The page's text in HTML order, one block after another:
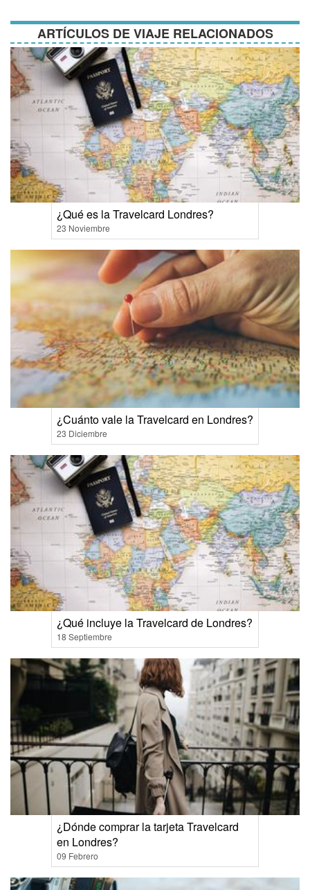
ARTÍCULOS DE VIAJE RELACIONADOS
¿Qué es la Travelcard Londres?
23 Noviembre
¿Cuánto vale la Travelcard en Londres?
23 Diciembre
¿Qué incluye la Travelcard de Londres?
18 Septiembre
¿Dónde comprar la tarjeta Travelcard
en Londres?
09 Febrero